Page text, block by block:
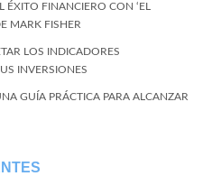
ÉXITO FINANCIERO CON ‘EL
MARK FISHER
LOS INDICADORES
INVERSIONES
GUÍA PRÁCTICA PARA ALCANZAR